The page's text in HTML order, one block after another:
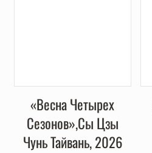
«Весна Четырех
Сезонов»,Сы Цзы
Чунь Тайвань, 2026